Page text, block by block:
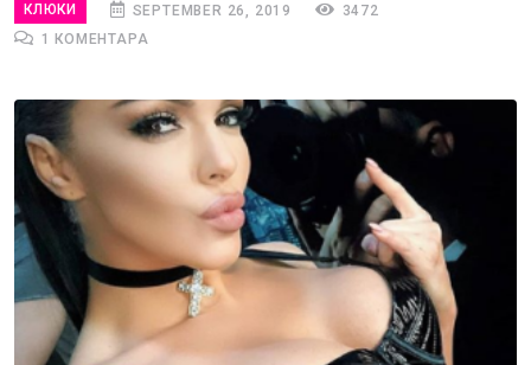
КЛЮКИ SEPTEMBER 26, 2019
3472
1 КОМЕНТАРА